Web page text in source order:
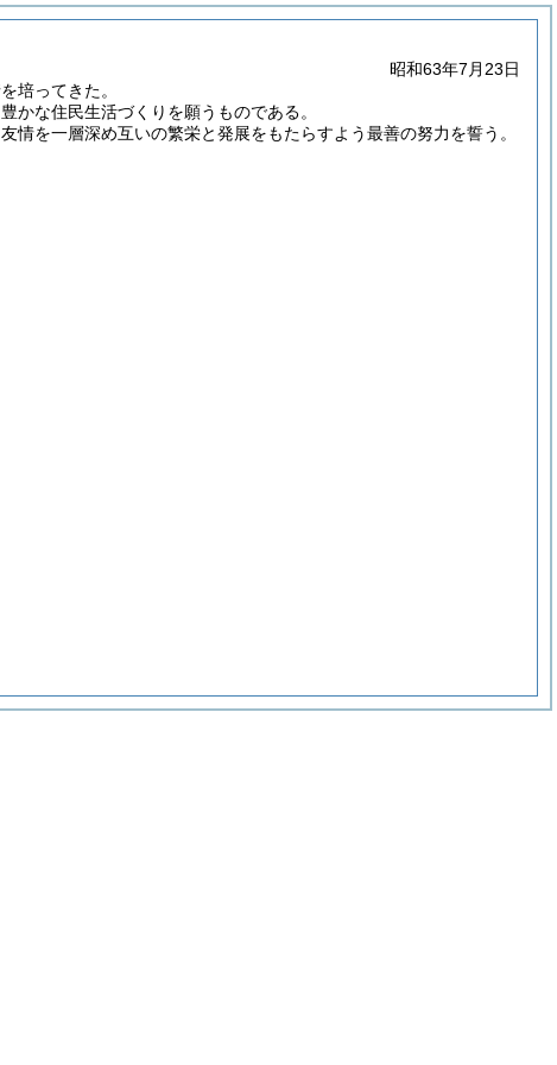
昭和63年7月23日
培ってきた。
かな住民生活づくりを願うものである。
を一層深め互いの繁栄と発展をもたらすよう最善の努力を誓う。